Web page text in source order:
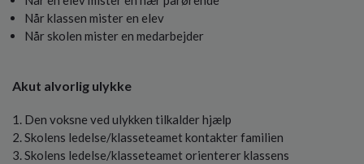
Når klassen mister en elev
Når skolen mister en medarbejder
Akut alvorlig ulykke
Den voksne ved ulykken tilkalder hjælp
Skolens ledelse/klasseteamet kontakter familien
Skolens ledelse/klasseteamet orienterer klassens